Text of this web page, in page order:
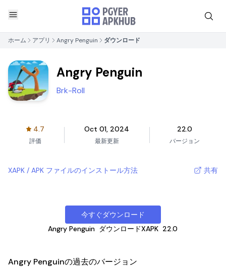
ホーム アプリ Angry Penguin ダウンロード
Angry Penguin
Brk-Roll
4.7
評価
Oct 01, 2024
最新更新
22.0
バージョン
XAPK / APK ファイルのインストール方法 共有
今すぐダウンロード
Angry Penguin ダウンロードXAPK 22.0
Angry Penguinの過去のバージョン